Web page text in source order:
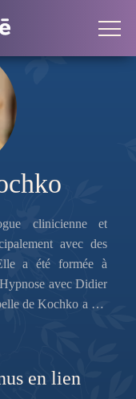
clinicienne et
avec des
a été formée à
avec Didier
de Kochko a co-
et aux hantises du
en lien